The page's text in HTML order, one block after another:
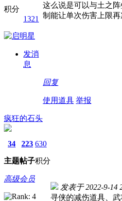
积分
1321
发消
息
这么说是可以与土之
制能让单次伤害上限
回复
使用道具 举报
疯狂的石头
34
主题
223
帖子
630
积分
高级会员
发表于 2022-9-14
寻侠的减伤道具、